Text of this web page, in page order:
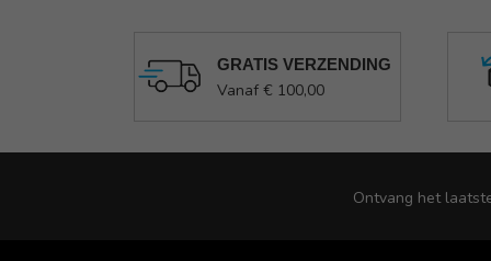
GRATIS VERZENDING
Vanaf € 100,00
Ontvang het